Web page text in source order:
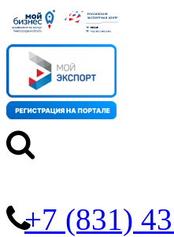
+7 (831)